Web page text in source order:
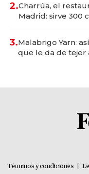
2.Charrúa, el
Madrid: sirve 300
3.Malabrigo Yarn:
que le da de tejer
Términos y condiciones